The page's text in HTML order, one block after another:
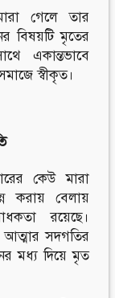
গেলে তার
বিষয়টি মৃতের
একান্তভাবে
স্বীকৃত।
কেউ মারা
করায় বেলায়
রয়েছে।
সদগতির
মধ্য দিয়ে মৃত